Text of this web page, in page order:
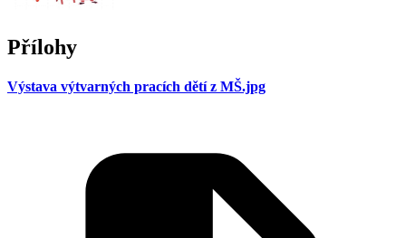
Přílohy
Výstava výtvarných pracích dětí z MŠ.jpg